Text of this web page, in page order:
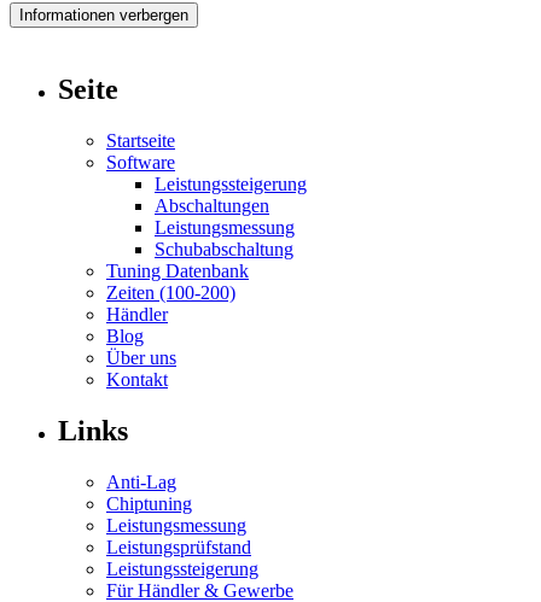
Informationen verbergen
Seite
Startseite
Software
Leistungssteigerung
Abschaltungen
Leistungsmessung
Schubabschaltung
Tuning Datenbank
Zeiten (100-200)
Händler
Blog
Über uns
Kontakt
Links
Anti-Lag
Chiptuning
Leistungsmessung
Leistungsprüfstand
Leistungssteigerung
Für Händler & Gewerbe